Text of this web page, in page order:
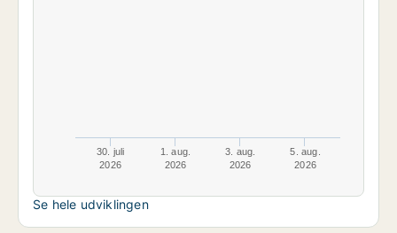
30. juli
2026
1. aug.
2026
3. aug.
2026
5. aug.
2026
Se hele udviklingen